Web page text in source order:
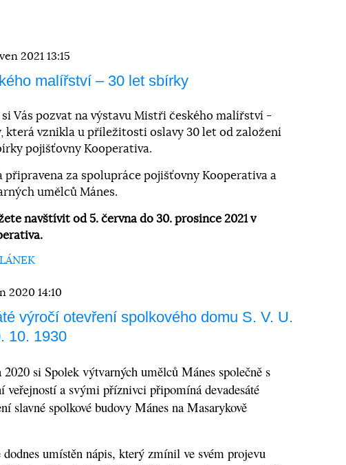
2021 13:15
malířství – 30 let sbírky
Vás pozvat na výstavu Mistři českého malířství -
která vznikla u příležitosti oslavy 30 let od založení
pojišťovny Kooperativa.
připravena za spolupráce pojišťovny Kooperativa a
umělců Mánes.
navštívit od 5. června do 30. prosince 2021 v
2020 14:10
výročí otevření spolkového domu S. V. U.
10. 1930
si Spolek výtvarných umělců Mánes společně s
veřejností a svými příznivci připomíná devadesáté
slavné spolkové budovy Mánes na Masarykově
dodnes umístěn nápis, který zmínil ve svém projevu